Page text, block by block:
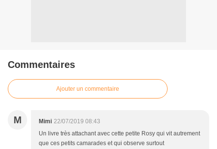
Commentaires
Ajouter un commentaire
M Mimi 22/07/2019 08:43
Un livre très attachant avec cette petite Rosy qui vit autrement
que ces petits camarades et qui observe surtout